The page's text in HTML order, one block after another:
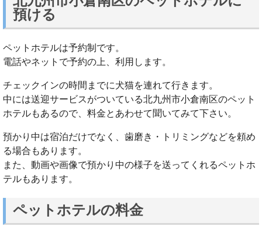
預ける
ペットホテルは予約制です。
電話やネットで予約の上、利用します。
チェックインの時間までに犬猫を連れて行きます。
中には送迎サービスがついている北九州市小倉南区のペット
ホテルもあるので、料金とあわせて聞いてみて下さい。
預かり中は宿泊だけでなく、歯磨き・トリミングなどを頼め
る場合もあります。
また、動画や画像で預かり中の様子を送ってくれるペットホ
テルもあります。
ペットホテルの料金